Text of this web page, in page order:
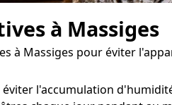
à Massiges
à Massiges pour éviter
l'accumulation